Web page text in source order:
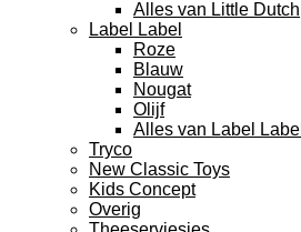
Alles van Little Dutch
Label Label
Roze
Blauw
Nougat
Olijf
Alles van Label Label
Tryco
New Classic Toys
Kids Concept
Overig